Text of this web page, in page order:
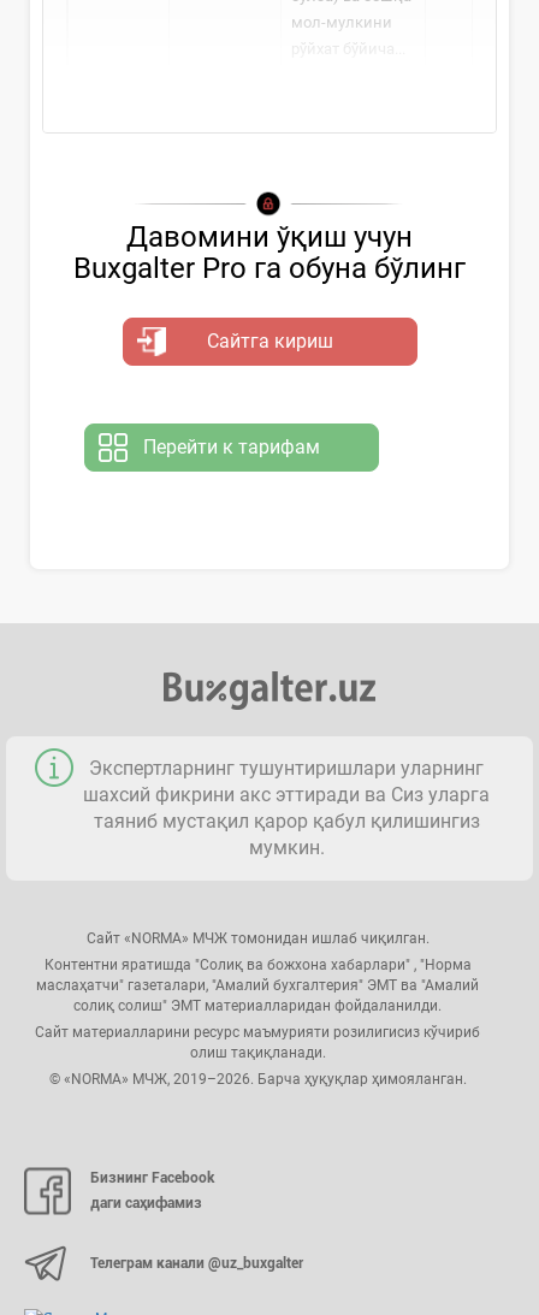
мол-мулкини
Давомини ўқиш учун
Buxgalter Pro га обуна бўлинг
Сайтга кириш
Перейти к тарифам
Экспертларнинг тушунтиришлари уларнинг
шахсий фикрини акс эттиради ва Сиз уларга
таяниб мустақил қарор қабул қилишингиз
мумкин.
Сайт «NORMA» МЧЖ томонидан ишлаб чиқилган.
Контентни яратишда "Солиқ ва божхона хабарлари" , "Норма
маслаҳатчи" газеталари, "Амалий бухгалтерия" ЭМТ ва "Амалий
солиқ солиш" ЭМТ материалларидан фойдаланилди.
Сайт материалларини ресурс маъмурияти розилигисиз кўчириб
олиш тақиқланади.
© «NORMA» МЧЖ, 2019–2026. Барча ҳуқуқлар ҳимояланган.
Бизнинг Facebook
даги саҳифамиз
Телеграм канали @uz_buxgalter